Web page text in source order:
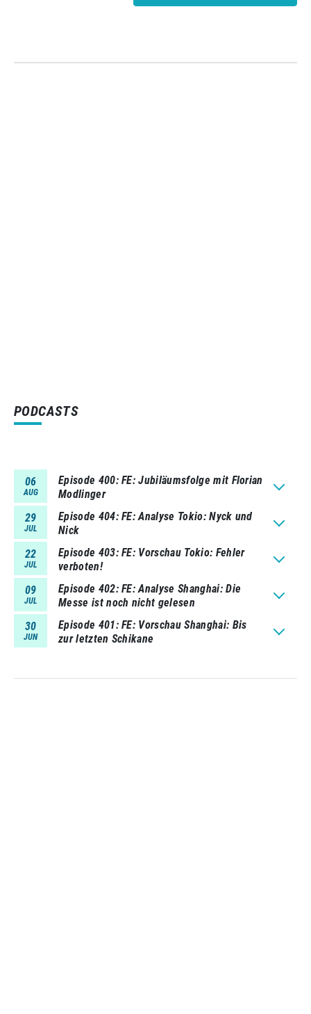
PODCASTS
06
AUG
Episode 400 FE: Jubiläumsfolge mit Florian
Modlinger
29
JUL
Episode 404 FE: Analyse Tokio: Nyck und
Nick
22
JUL
Episode 403 FE: Vorschau Tokio: Fehler
verboten!
09
JUL
Episode 402 FE: Analyse Shanghai: Die
Messe ist noch nicht gelesen
30
JUN
Episode 401 FE: Vorschau Shanghai: Bis
zur letzten Schikane